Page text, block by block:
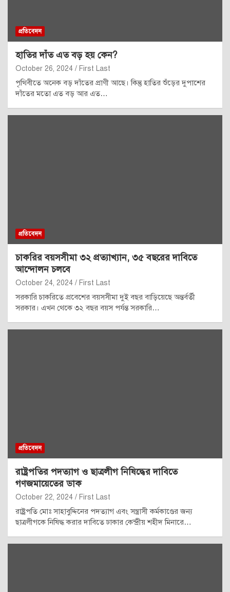
প্রতিবেদন
হাতির দাঁত এত বড় হয় কেন?
October 26, 2024 First Last
পৃথিবীতে অনেক বড় দাঁতের প্রাণী আছে। কিন্তু হাতির শুঁড়ের দুপাশের
দাঁতের মতো এত বড় আর এত…
প্রতিবেদন
চাকরির বয়সসীমা ৩২ প্রত্যাখ্যান, ৩৫ বছরের দাবিতে
আন্দোলন চলবে
October 24, 2024 First Last
সরকারি চাকরিতে প্রবেশের বয়সসীমা দুই বছর বাড়িয়েছে অন্তর্বর্তী
সরকার। এখন থেকে ৩২ বছর বয়স পর্যন্ত সরকারি…
প্রতিবেদন
রাষ্ট্রপতির পদত্যাগ ও ছাত্রলীগ নিষিদ্ধের দাবিতে
গণজমায়েতের ডাক
October 22, 2024 First Last
রাষ্ট্রপতি মোঃ সাহাবুদ্দিনের পদত্যাগ এবং সন্ত্রাসী কর্মকাণ্ডের জন্য
ছাত্রলীগকে নিষিদ্ধ করার দাবিতে ঢাকার কেন্দ্রীয় শহীদ মিনারে…